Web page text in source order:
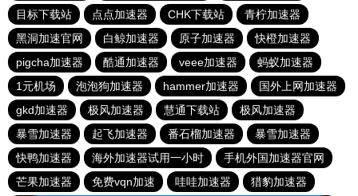
目标下载站
点点加速器 CHK下载站
青柠加速器
黑洞加速官网
白鲸加速器 原子加速器
快橙加速器
pigcha加速器
酷通加速器 veee加速器
蚂蚁加速器
1元机场
泡泡狗加速器 hammer加速器
国外上网加速器
gkd加速器
极风加速器 慧通下载站
极风加速器
暴雪加速器
起飞加速器 番石榴加速器
暴雪加速器
快鸭加速器
海外加速器试用一小时
手机外国加速器官网
芒果加速器
免费vqn加速 哇哇加速器 猎豹加速器